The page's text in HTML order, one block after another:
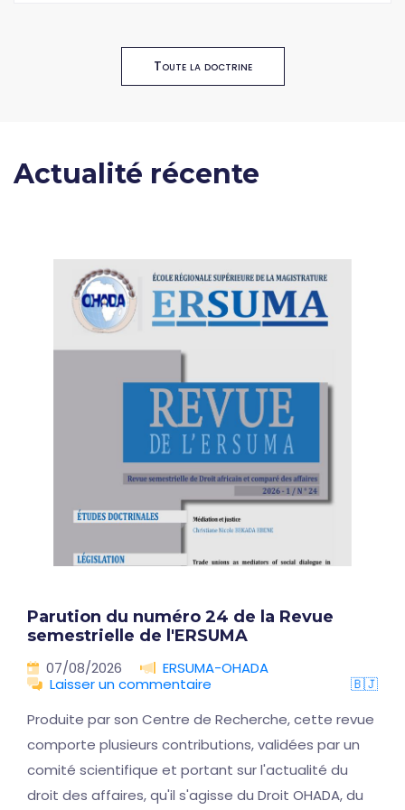
Toute la doctrine
Actualité récente
Parution du numéro 24 de la Revue
semestrielle de l'ERSUMA
07/08/2026
ERSUMA-OHADA
Laisser un commentaire
🇧🇯
Produite par son Centre de Recherche, cette revue
comporte plusieurs contributions, validées par un
comité scientifique et portant sur l'actualité du
droit des affaires, qu'il s'agisse du Droit OHADA, du